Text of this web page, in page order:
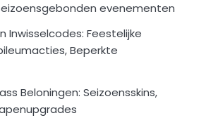
evenementen
Inwisselcodes: Feestelijke
Beperkte
Beloningen: Seizoensskins,